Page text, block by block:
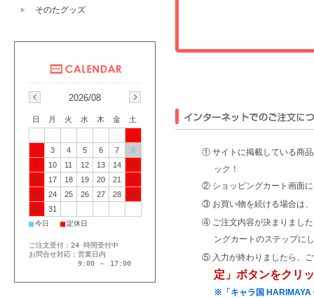
① サイトに掲載している商
ック！
② ショッピングカート画面
③ お買い物を続ける場合は、
④ ご注文内容が決まりまし
ングカートのステップに
⑤ 入力が終わりましたら、
定」ボタンをクリ
※「キャラ国 HARIMAYA
そのたグッズ
2026/08
日 月 火 水 木 金
土
1
2
3 4 5 6 7
8
9
10 11 12 13 14
15
16
17 18 19 20 21
22
23
24 25 26 27 28
29
30
31
■今日 ■定休日
ご注文受付：24 時間受付中
お問合せ対応：営業日内
9:00 ～ 17:00